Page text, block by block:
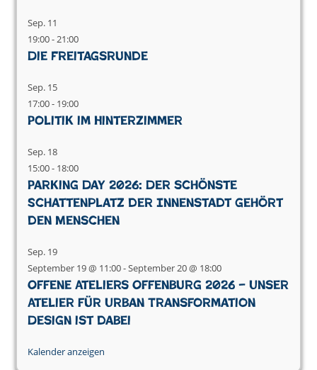
Sep. 11
19:00-21:00
Die Freitagsrunde
Sep. 15
17:00- 19:00
Politik im Hinterzimmer
Sep. 18
15:00- 18:00
Parking Day 2026: Der schönste
Schattenplatz der Innenstadt gehört
den Menschen
Sep. 19
September 19 @ 11:00-September 20 @ 18:00
Offene Ateliers Offenburg 2026 – Unser
Atelier für Urban Transformation
Design ist dabei
Kalender anzeigen